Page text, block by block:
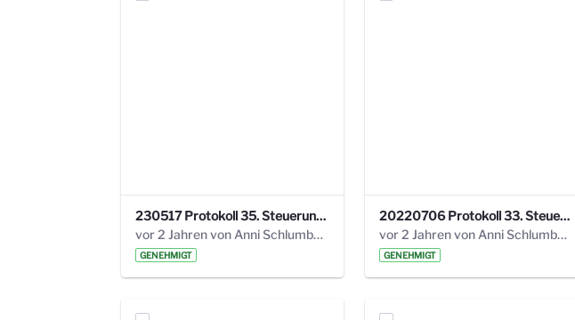
230517 Protokoll 35. Steuerungskreis.pdf
vor 2 Jahren von Anni Schlumberger
GENEHMIGT
20220706 Protokoll 33. Steuerungskreis.pdf
vor 2 Jahren von Anni Schlumberger
GENEHMIGT